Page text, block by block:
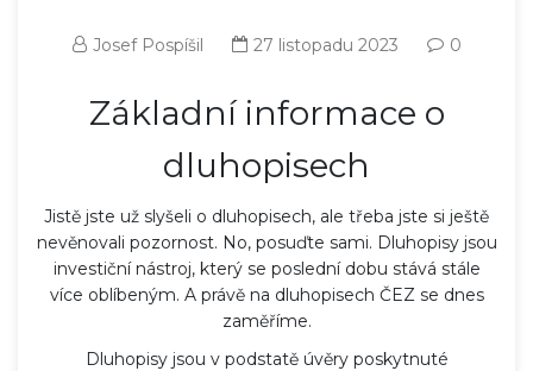
Josef Pospíšil 27 listopadu 2023 0
Základní informace o
dluhopisech
Jistě jste už slyšeli o dluhopisech, ale třeba jste si ještě
nevěnovali pozornost. No, posuďte sami. Dluhopisy jsou
investiční nástroj, který se poslední dobu stává stále
více oblíbeným. A právě na dluhopisech ČEZ se dnes
zaměříme.
Dluhopisy jsou v podstatě úvěry poskytnuté